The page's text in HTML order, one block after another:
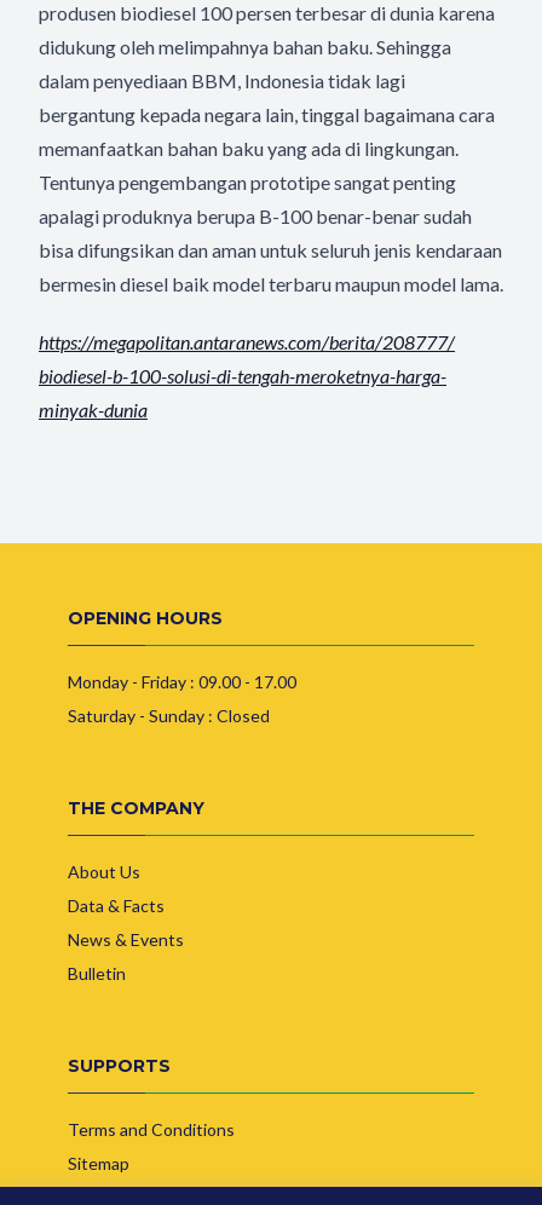
produsen biodiesel 100 persen terbesar di dunia karena
didukung oleh melimpahnya bahan baku. Sehingga
dalam penyediaan BBM, Indonesia tidak lagi
bergantung kepada negara lain, tinggal bagaimana cara
memanfaatkan bahan baku yang ada di lingkungan.
Tentunya pengembangan prototipe sangat penting
apalagi produknya berupa B-100 benar-benar sudah
bisa difungsikan dan aman untuk seluruh jenis kendaraan
bermesin diesel baik model terbaru maupun model lama.
https://megapolitan.antaranews.com/berita/208777/
biodiesel-b-100-solusi-di-tengah-meroketnya-harga-
minyak-dunia
OPENING HOURS
Monday - Friday : 09.00 - 17.00
Saturday - Sunday : Closed
THE COMPANY
About Us
Data & Facts
News & Events
Bulletin
SUPPORTS
Terms and Conditions
Sitemap